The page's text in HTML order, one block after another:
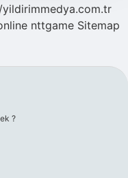
nttgame Sitemap
?